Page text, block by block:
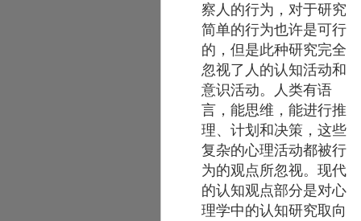
察人的行为，对于研究
简单的行为也许是可行
的，但是此种研究完全
忽视了人的认知活动和
意识活动。人类有语
言，能思维，能进行推
理、计划和决策，这些
复杂的心理活动都被行
为的观点所忽视。现代
的认知观点部分是对心
理学中的认知研究取向